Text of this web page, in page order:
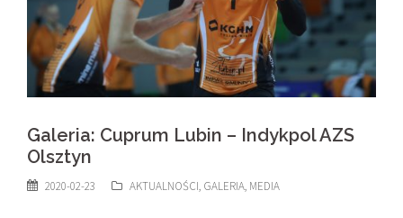
Galeria: Cuprum Lubin – Indykpol AZS
Olsztyn
2020-02-23 AKTUALNOŚCI, GALERIA, MEDIA